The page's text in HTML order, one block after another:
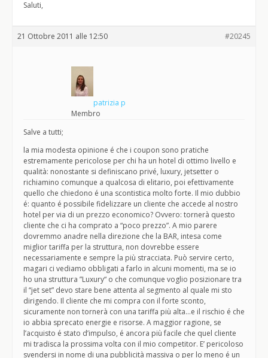
Saluti,
21 Ottobre 2011 alle 12:50 #20245
patrizia p
Membro
Salve a tutti;
la mia modesta opinione é che i coupon sono pratiche
estremamente pericolose per chi ha un hotel di ottimo livello e
qualità: nonostante si definiscano privé, luxury, jetsetter o
richiamino comunque a qualcosa di elitario, poi efettivamente
quello che chiedono é una scontistica molto forte. Il mio dubbio
é: quanto é possibile fidelizzare un cliente che accede al nostro
hotel per via di un prezzo economico? Ovvero: tornerà questo
cliente che ci ha comprato a “poco prezzo”. A mio parere
dovremmo anadre nella direzione che la BAR, intesa come
miglior tariffa per la struttura, non dovrebbe essere
necessariamente e sempre la più stracciata. Può servire certo,
magari ci vediamo obbligati a farlo in alcuni momenti, ma se io
ho una struttura ”Luxury“ o che comunque voglio posizionare tra
il “jet set” devo stare bene attenta al segmento al quale mi sto
dirigendo. Il cliente che mi compra con il forte sconto,
sicuramente non tornerà con una tariffa più alta…e il rischio é che
io abbia sprecato energie e risorse. A maggior ragione, se
l’acquisto é stato d’impulso, é ancora più facile che quel cliente
mi tradisca la prossima volta con il mio competitor. E’ pericoloso
svendersi in nome di una pubblicità massiva o per lo meno é un